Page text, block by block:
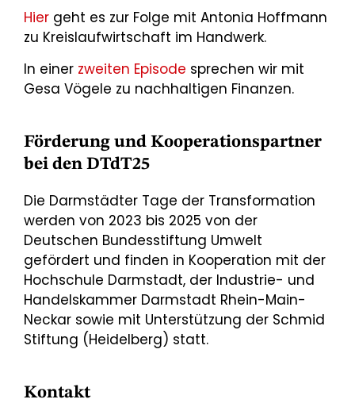
Hier geht es zur Folge mit Antonia Hoffmann
zu Kreislaufwirtschaft im Handwerk.
In einer zweiten Episode sprechen wir mit
Gesa Vögele zu nachhaltigen Finanzen.
Förderung und Kooperationspartner
bei den DTdT25
Die Darmstädter Tage der Transformation
werden von 2023 bis 2025 von der
Deutschen Bundesstiftung Umwelt
gefördert und finden in Kooperation mit der
Hochschule Darmstadt, der Industrie- und
Handelskammer Darmstadt Rhein-Main-
Neckar sowie mit Unterstützung der Schmid
Stiftung (Heidelberg) statt.
Kontakt